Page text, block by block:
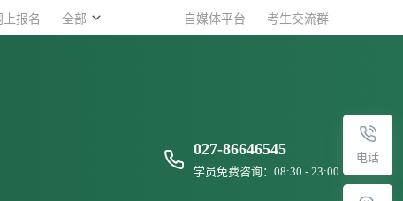
上报名 全部 自媒体平台 考生交流群
027-86646545
学员免费咨询：08:30 - 23:00
电话
上报名 全部 自媒体平台 考生交流群